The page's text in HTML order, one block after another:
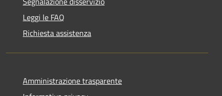
Leggi le FAQ
Richiesta assistenza
Amministrazione trasparente